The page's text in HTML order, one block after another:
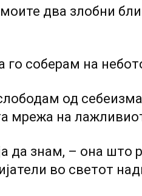
два злобни
го соберам на
од
мрежа на
да знам, – она што
во светот